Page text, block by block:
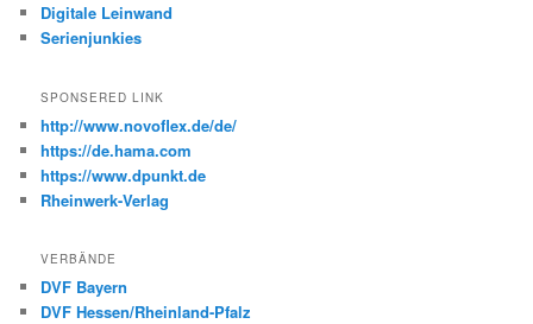
Digitale Leinwand
Serienjunkies
SPONSERED LINK
http://www.novoflex.de/de/
https://de.hama.com
https://www.dpunkt.de
Rheinwerk-Verlag
VERBÄNDE
DVF Bayern
DVF Hessen/Rheinland-Pfalz